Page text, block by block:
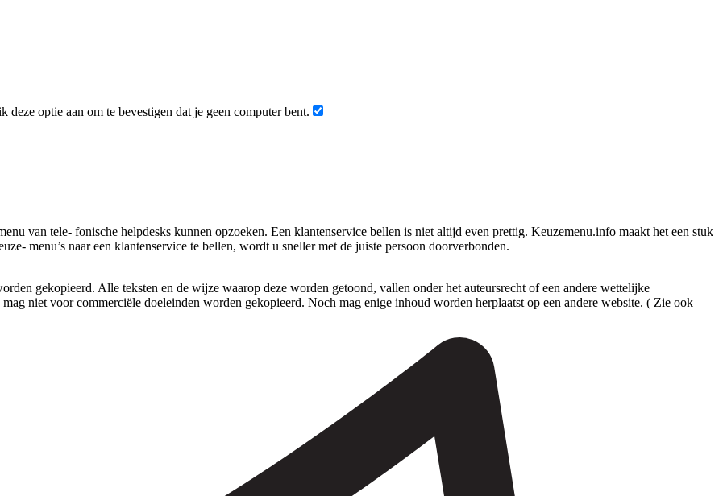
deze optie aan om te bevestigen dat je geen computer bent.
van tele- fonische helpdesks kunnen opzoeken. Een klantenservice bellen is niet altijd even prettig. Keuzemenu.info maakt het een stuk
menu’s naar een klantenservice te bellen, wordt u sneller met de juiste persoon doorverbonden.
gekopieerd. Alle teksten en de wijze waarop deze worden getoond, vallen onder het auteursrecht of een andere wettelijke
niet voor commerciële doeleinden worden gekopieerd. Noch mag enige inhoud worden herplaatst op een andere website. ( Zie ook